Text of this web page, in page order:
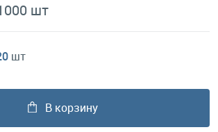
шт
шт
В корзину